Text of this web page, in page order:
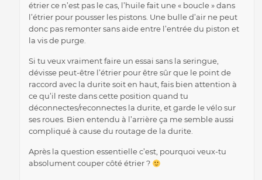
étrier ce n’est pas le cas, l’huile fait une « boucle » dans
l’étrier pour pousser les pistons. Une bulle d’air ne peut
donc pas remonter sans aide entre l’entrée du piston et
la vis de purge.
Si tu veux vraiment faire un essai sans la seringue,
dévisse peut-être l’étrier pour être sûr que le point de
raccord avec la durite soit en haut, fais bien attention à
ce qu’il reste dans cette position quand tu
déconnectes/reconnectes la durite, et garde le vélo sur
ses roues. Bien entendu à l’arrière ça me semble aussi
compliqué à cause du routage de la durite.
Après la question essentielle c’est, pourquoi veux-tu
absolument couper côté étrier ?